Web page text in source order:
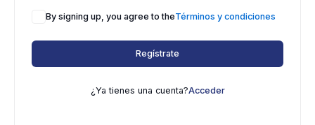
By signing up, you agree to theTérminos y condiciones
Regístrate
¿Ya tienes una cuenta?Acceder